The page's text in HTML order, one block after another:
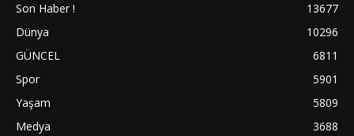
Son Haber !
13677
Dünya
10296
GÜNCEL
6811
Spor
5901
Yaşam
5809
Medya
3688